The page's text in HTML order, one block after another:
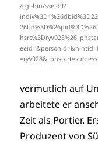
/cgi-bin/sse.dll?
vermutlich auf
arbeitete er
Zeit als Portier.
Produzent von